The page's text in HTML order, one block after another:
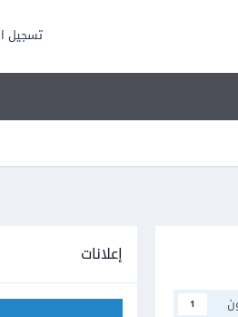
تسجيل
1
إعلانات